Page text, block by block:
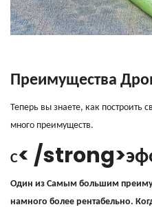
Преимущества
Теперь вы знаете, как построить
много преимуществ.
C< /strong>
Один из Самым большим
намного более рентабельно.